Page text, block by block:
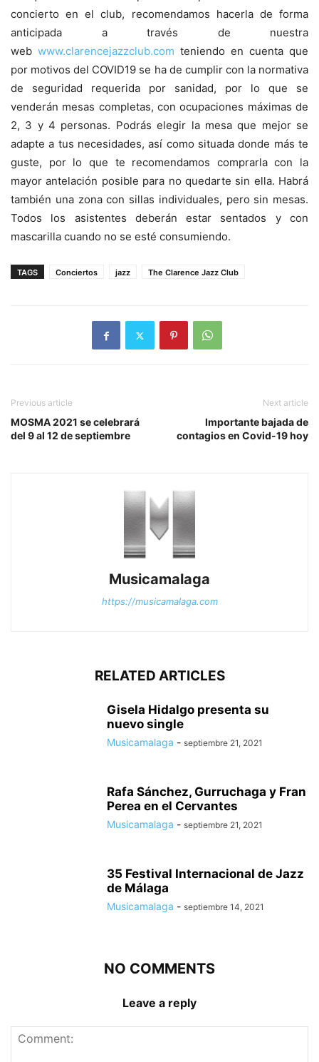
concierto en el club, recomendamos hacerla de forma
anticipada a través de nuestra
web www.clarencejazzclub.com teniendo en cuenta que
por motivos del COVID19 se ha de cumplir con la normativa
de seguridad requerida por sanidad, por lo que se
venderán mesas completas, con ocupaciones máximas de
2, 3 y 4 personas. Podrás elegir la mesa que mejor se
adapte a tus necesidades, así como situada donde más te
guste, por lo que te recomendamos comprarla con la
mayor antelación posible para no quedarte sin ella. Habrá
también una zona con sillas individuales, pero sin mesas.
Todos los asistentes deberán estar sentados y con
mascarilla cuando no se esté consumiendo.
TAGS Conciertos jazz The Clarence Jazz Club
Previous article
MOSMA 2021 se celebrará
del 9 al 12 de septiembre
Next article
Importante bajada de
contagios en Covid-19 hoy
Musicamalaga
https://musicamalaga.com
RELATED ARTICLES
Gisela Hidalgo presenta su
nuevo single
Musicamalaga - septiembre 21, 2021
Rafa Sánchez, Gurruchaga y Fran
Perea en el Cervantes
Musicamalaga - septiembre 21, 2021
35 Festival Internacional de Jazz
de Málaga
Musicamalaga - septiembre 14, 2021
NO COMMENTS
Leave a reply